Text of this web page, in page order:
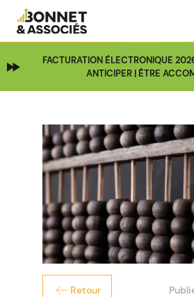
FACTURATION ÉLECTRONIQUE
ANTICIPER | ÊTRE
Retour